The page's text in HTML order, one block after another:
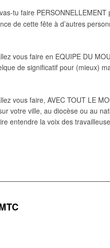
tu faire
de cette fête à d’autres
vous faire en EQUIPE DU
de significatif pour (mieux)
vous faire, AVEC TOUT LE
votre ville, au diocèse ou au
entendre la voix des